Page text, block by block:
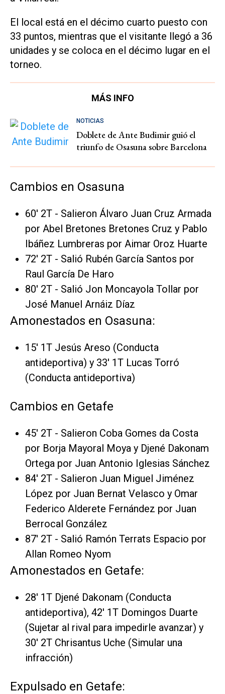
El local está en el décimo cuarto puesto con
33 puntos, mientras que el visitante llegó a 36
unidades y se coloca en el décimo lugar en el
torneo.
MÁS INFO
NOTICIAS
Doblete de Ante Budimir guió el
triunfo de Osasuna sobre Barcelona
Cambios en Osasuna
60' 2T - Salieron Álvaro Juan Cruz Armada
por Abel Bretones Bretones Cruz y Pablo
Ibáñez Lumbreras por Aimar Oroz Huarte
72' 2T - Salió Rubén García Santos por
Raul García De Haro
80' 2T - Salió Jon Moncayola Tollar por
José Manuel Arnáiz Díaz
Amonestados en Osasuna:
15' 1T Jesús Areso (Conducta
antideportiva) y 33' 1T Lucas Torró
(Conducta antideportiva)
Cambios en Getafe
45' 2T - Salieron Coba Gomes da Costa
por Borja Mayoral Moya y Djené Dakonam
Ortega por Juan Antonio Iglesias Sánchez
84' 2T - Salieron Juan Miguel Jiménez
López por Juan Bernat Velasco y Omar
Federico Alderete Fernández por Juan
Berrocal González
87' 2T - Salió Ramón Terrats Espacio por
Allan Romeo Nyom
Amonestados en Getafe:
28' 1T Djené Dakonam (Conducta
antideportiva), 42' 1T Domingos Duarte
(Sujetar al rival para impedirle avanzar) y
30' 2T Chrisantus Uche (Simular una
infracción)
Expulsado en Getafe: